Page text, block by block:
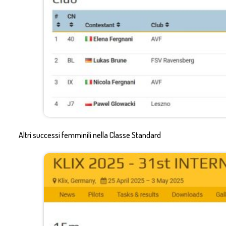
Altri successi femminili nella Classe Standard